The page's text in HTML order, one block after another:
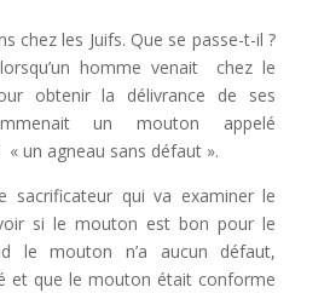
chez les Juifs. Que se passe-t-il ?
homme venait chez le
obtenir la délivrance de ses
un mouton appelé
un agneau sans défaut ».
sacrificateur qui va examiner le
si le mouton est bon pour le
le mouton n’a aucun défaut,
et que le mouton était conforme